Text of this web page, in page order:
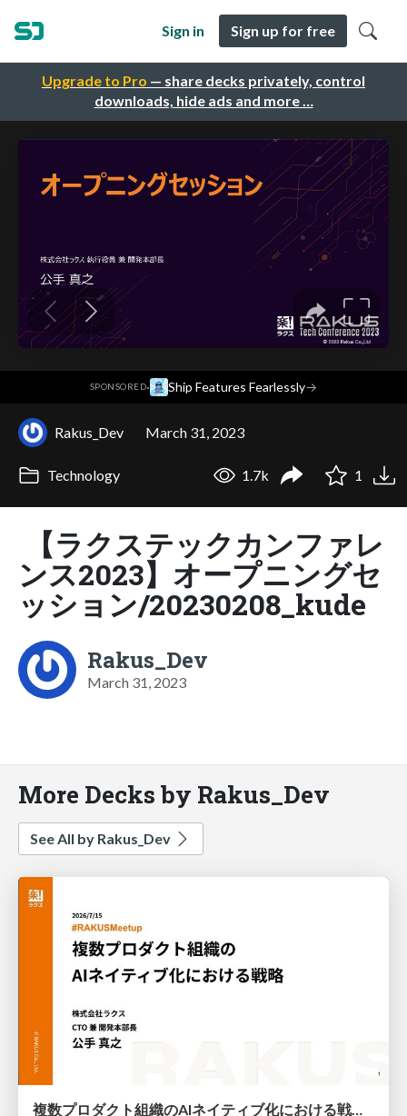
Upgrade to Pro — share decks privately, control
downloads, hide ads and more …
Sign in Sign up for free
SPONSORED· Ship Features Fearlessly→
Rakus_Dev March 31, 2023
Technology 1.7k 1
【ラクステックカンファレ
ンス2023】オープニングセ
ッション/20230208_kude
Rakus_Dev
March 31, 2023
More Decks by Rakus_Dev
See All by Rakus_Dev
複数プロダクト組織のAIネイティブ化における戦略 / AICon2026_kude